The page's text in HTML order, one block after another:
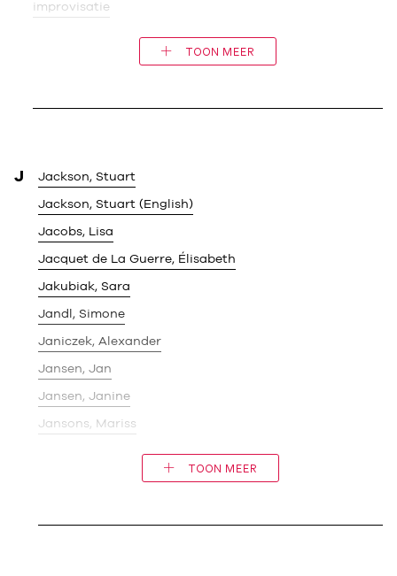
improvisatie
TOON MEER
J Jackson, Stuart
Jackson, Stuart (English)
Jacobs, Lisa
Jacquet de La Guerre, Élisabeth
Jakubiak, Sara
Jandl, Simone
Janiczek, Alexander
Jansen, Jan
Jansen, Janine
Jansons, Mariss
TOON MEER